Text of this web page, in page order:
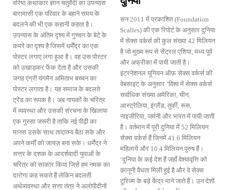
वरिष्ठ कथाकार ज्ञान चतुर्वेदी का उपन्यास
बारामासी एक परिवार के बहाने समय के
बदलने की भी एक कहानी कहता है।
उपन्यास के अंतिम दृश्य में गुच्चन के बेटे के
कमरे का दृश्य है जिसमें धर्मेंद्र का एक
पोस्टर लगाए लगा हुआ है। वह उस पोस्टर
को उखाड़कर फेंक देता है और उसकी
जगह एंग्री यंगमैन अमिताभ बच्चन का
पोस्टर लगाता है। यह समाज के बदलते
ट्रेंड का रूपक है। अब नायकों के चरित्र
में व्यवस्था और उसकी संरचना के खिलाफ
एक गुस्सा जरूरी है ताकि नई पीढ़ी का
मानस उसके साथ तादात्म्य बैठा सके और
अपने कर्मों को जायज़ बना सके। धर्मेंद्र ने
सत्तर के दशक के आदर्शवादी युवाओं के
चरित्र को साकार किया जिसे हम नमक का
दारोगा कह सकते हैं लेकिन बदलती
अर्थव्यवस्था और सत्ता तंत्र ने अलोपीदीनों
सन 2011 में प्रकाशित (Foundation
Scalles) की एक रिपोर्ट के अनुसार दुनिया
में सेक्स वर्कर्स की कुल संख्या 42 मिलियन
है जो मुख्य रूप से सेंट्रल एशिया, मध्य पूर्व
और अफ्रीका में पायी जाती है।
इंटरनेशनल यूनियन ऑफ़ सेक्स वर्कर्स की
वेबसाइट के अनुसार ‘विश्व में सेक्स वर्कर्स
सर्वाधिक संख्या अमेरिका, चीन,
आस्ट्रेलिया, इंग्लैंड, तुर्की, रूस,
नाइजीरिया, जर्मनी और भारत में पायी जाती
है। वर्तमान में पूरी दुनिया में 52 मिलियन
सेक्स वर्कर्स हैं जिनमें 41.6 मिलियन
महिलायें और 10.4 मिलियन पुरुष हैं।
‘दुनिया के कई देश हैं जहाँ वेश्यावृत्ति को
क़ानूनी वैधता मिली हुई है और वे सेक्स
टूरिज्म के बड़े केंद्र माने जाते हैं। उन देशों